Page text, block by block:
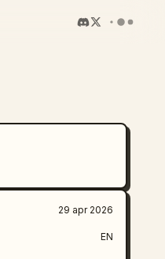
29 apr 2026
EN